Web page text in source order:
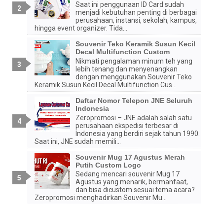
Saat ini penggunaan ID Card sudah
menjadi kebutuhan penting di berbagai
perusahaan, instansi, sekolah, kampus,
hingga event organizer. Tida...
Souvenir Teko Keramik Susun Kecil
Decal Multifunction Custom
Nikmati pengalaman minum teh yang
lebih tenang dan menyenangkan
dengan menggunakan Souvenir Teko
Keramik Susun Kecil Decal Multifunction Cus...
Daftar Nomor Telepon JNE Seluruh
Indonesia
Zeropromosi – JNE adalah salah satu
perusahaan ekspedisi terbesar di
Indonesia yang berdiri sejak tahun 1990.
Saat ini, JNE sudah memili...
Souvenir Mug 17 Agustus Merah
Putih Custom Logo
Sedang mencari souvenir Mug 17
Agustus yang menarik, bermanfaat,
dan bisa dicustom sesuai tema acara?
Zeropromosi menghadirkan Souvenir Mu...